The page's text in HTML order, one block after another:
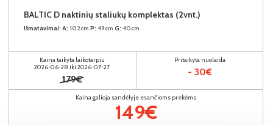
BALTIC D naktinių staliukų komplektas (2vnt.)
Išmatavimai: A: 102cm P: 49cm G: 40cm
Kaina taikyta laikotarpiu
2026-06-28 iki 2026-07-27
179€
Pritaikyta nuolaida
- 30€
Kaina galioja sandėlyje esančioms prekėms
149€